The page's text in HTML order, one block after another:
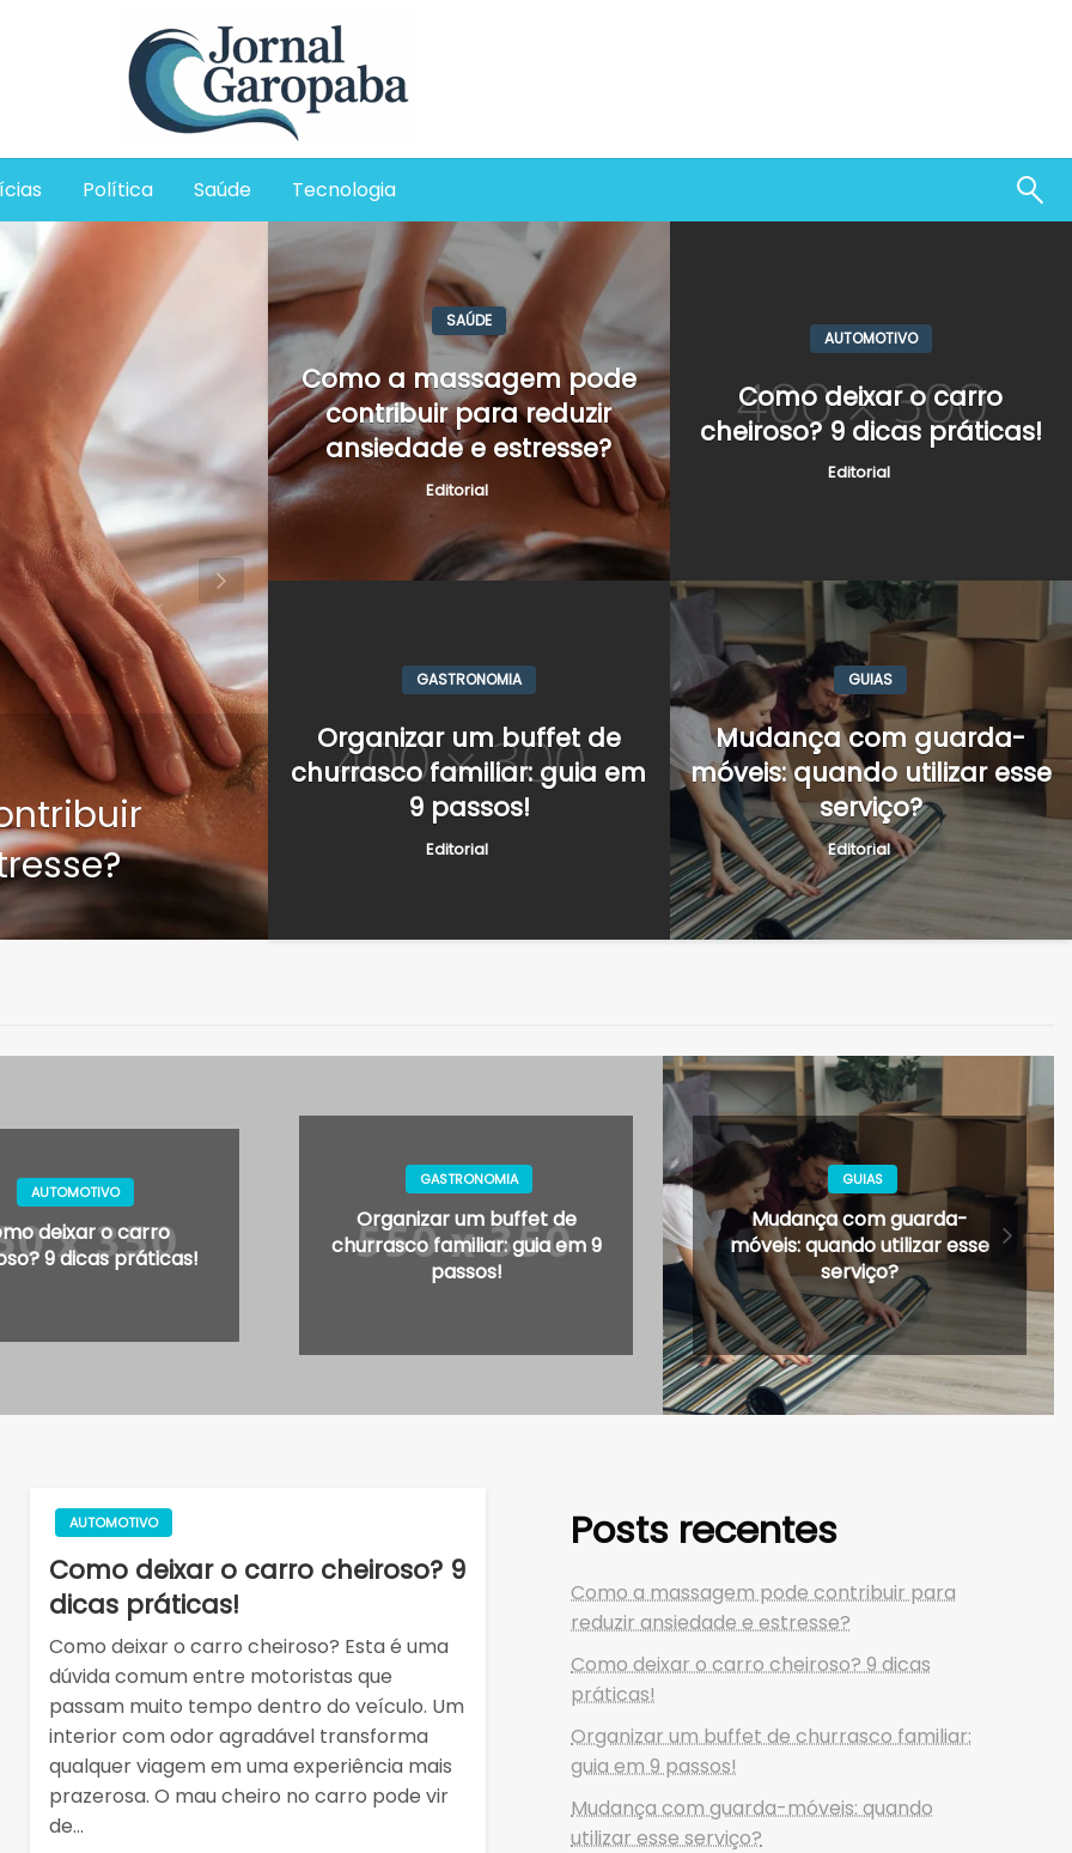
Jornal Garopaba
Política Saúde Tecnologia
GUIAS
Mudança com guarda-móveis: quando
utilizar esse serviço?
SAÚDE
Como a massagem pode
contribuir para reduzir
ansiedade e estresse?
Editorial
AUTOMOTIVO
Como deixar o carro
cheiroso? 9 dicas práticas!
Editorial
GASTRONOMIA
Organizar um buffet de
churrasco familiar: guia em
9 passos!
Editorial
GUIAS
Mudança com guarda-
móveis: quando utilizar esse
serviço?
Editorial
GASTRONOMIA
Organizar um buffet de
churrasco familiar: guia em 9
passos!
GUIAS
Mudança com guarda-
móveis: quando utilizar esse
serviço?
Supletivo ainda existe? 9
características e como
funciona!
AUTOMOTIVO
Como deixar o carro cheiroso? 9
dicas práticas!
Como deixar o carro cheiroso? Esta é uma
dúvida comum entre motoristas que
passam muito tempo dentro do veículo. Um
interior com odor agradável transforma
qualquer viagem em uma experiência mais
prazerosa. O mau cheiro no carro pode vir
de…
Posts recentes
Como a massagem pode contribuir para
reduzir ansiedade e estresse?
Como deixar o carro cheiroso? 9 dicas
práticas!
Organizar um buffet de churrasco familiar:
guia em 9 passos!
Mudança com guarda-móveis: quando
utilizar esse serviço?